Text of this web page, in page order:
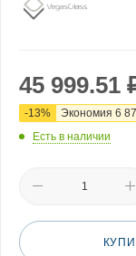
45 999.51
-13% Экономия 6
Есть в наличии